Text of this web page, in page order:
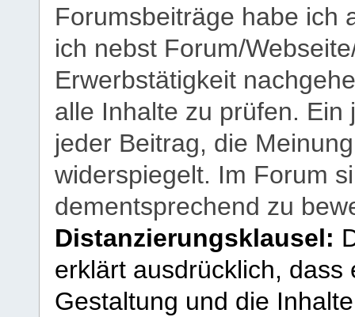
Forumsbeiträge habe ich
ich nebst Forum/
Erwerbstätigkeit
alle Inhalte zu prüfen.
jeder Beitrag, die
widerspiegelt. Im Forum
dementsprechend zu
Distanzierungsklausel:
erklärt ausdrücklich,
Gestaltung und die